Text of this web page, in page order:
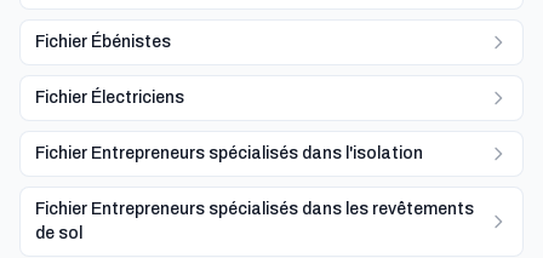
Fichier Ébénistes
Fichier Électriciens
Fichier Entrepreneurs spécialisés dans l'isolation
Fichier Entrepreneurs spécialisés dans les revêtements
de sol